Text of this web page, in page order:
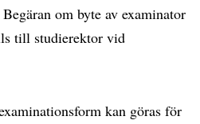
om byte av examinator
till studierektor vid
kan göras för